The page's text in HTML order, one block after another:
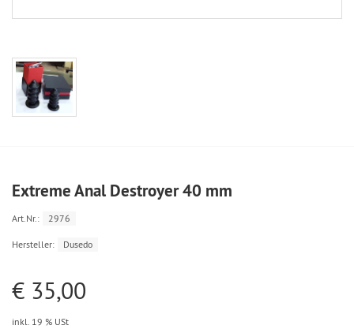
Extreme Anal Destroyer 40 mm
Art.Nr.: 2976
Hersteller: Dusedo
€ 35,00
inkl. 19 % USt